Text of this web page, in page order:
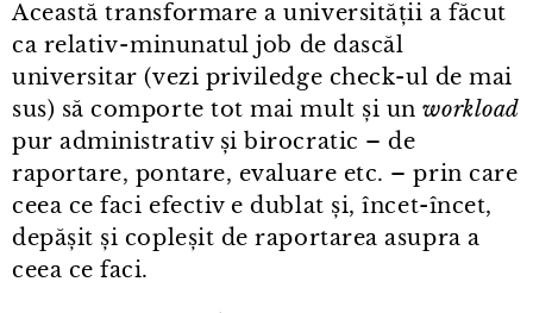
Această transformare a universității a făcut
ca relativ⁠-⁠minunatul job de dascăl
universitar (vezi priviledge check⁠-⁠ul de mai
sus) să comporte tot mai mult și unworkload
pur administrativ și birocratic – de
raportare, pontare, evaluare etc. – prin care
ceea ce faci efectiv e dublat și, încet-încet,
depășit și copleșit de raportarea asupra a
ceea ce faci.